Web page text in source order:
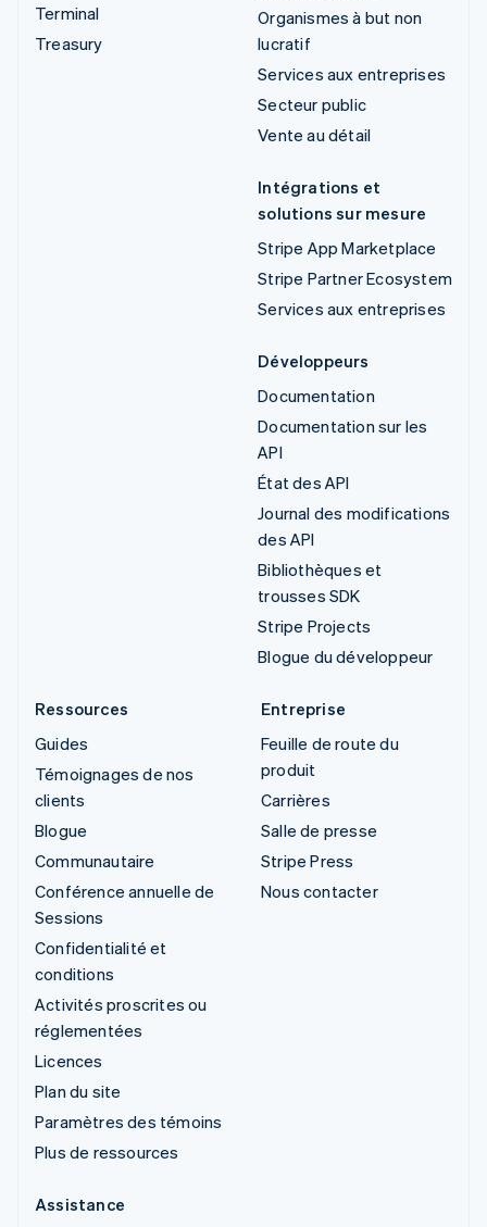
Terminal
Treasury
Organismes à but non
lucratif
Services aux entreprises
Secteur public
Vente au détail
Intégrations et
solutions sur mesure
Stripe App Marketplace
Stripe Partner Ecosystem
Services aux entreprises
Développeurs
Documentation
Documentation sur les
API
État des API
Journal des modifications
des API
Bibliothèques et
trousses SDK
Stripe Projects
Blogue du développeur
Ressources
Guides
Témoignages de nos
clients
Blogue
Communautaire
Conférence annuelle de
Sessions
Confidentialité et
conditions
Activités proscrites ou
réglementées
Licences
Plan du site
Paramètres des témoins
Plus de ressources
Entreprise
Feuille de route du
produit
Carrières
Salle de presse
Stripe Press
Nous contacter
Assistance